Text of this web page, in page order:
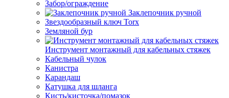
Забор/ограждение
Заклепочник ручной
Звездообразный ключ Torx
Земляной бур
Инструмент монтажный для кабельных стяжек
Кабельный чулок
Канистра
Карандаш
Катушка для шланга
Кисть/кисточка/помазок